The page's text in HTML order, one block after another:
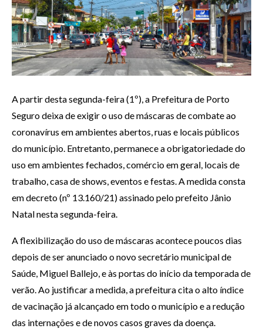
A partir desta segunda-feira (1º), a Prefeitura de Porto
Seguro deixa de exigir o uso de máscaras de combate ao
coronavírus em ambientes abertos, ruas e locais públicos
do município. Entretanto, permanece a obrigatoriedade do
uso em ambientes fechados, comércio em geral, locais de
trabalho, casa de shows, eventos e festas. A medida consta
em decreto (nº 13.160/21) assinado pelo prefeito Jânio
Natal nesta segunda-feira.
A flexibilização do uso de máscaras acontece poucos dias
depois de ser anunciado o novo secretário municipal de
Saúde, Miguel Ballejo, e às portas do início da temporada de
verão. Ao justificar a medida, a prefeitura cita o alto índice
de vacinação já alcançado em todo o município e a redução
das internações e de novos casos graves da doença.